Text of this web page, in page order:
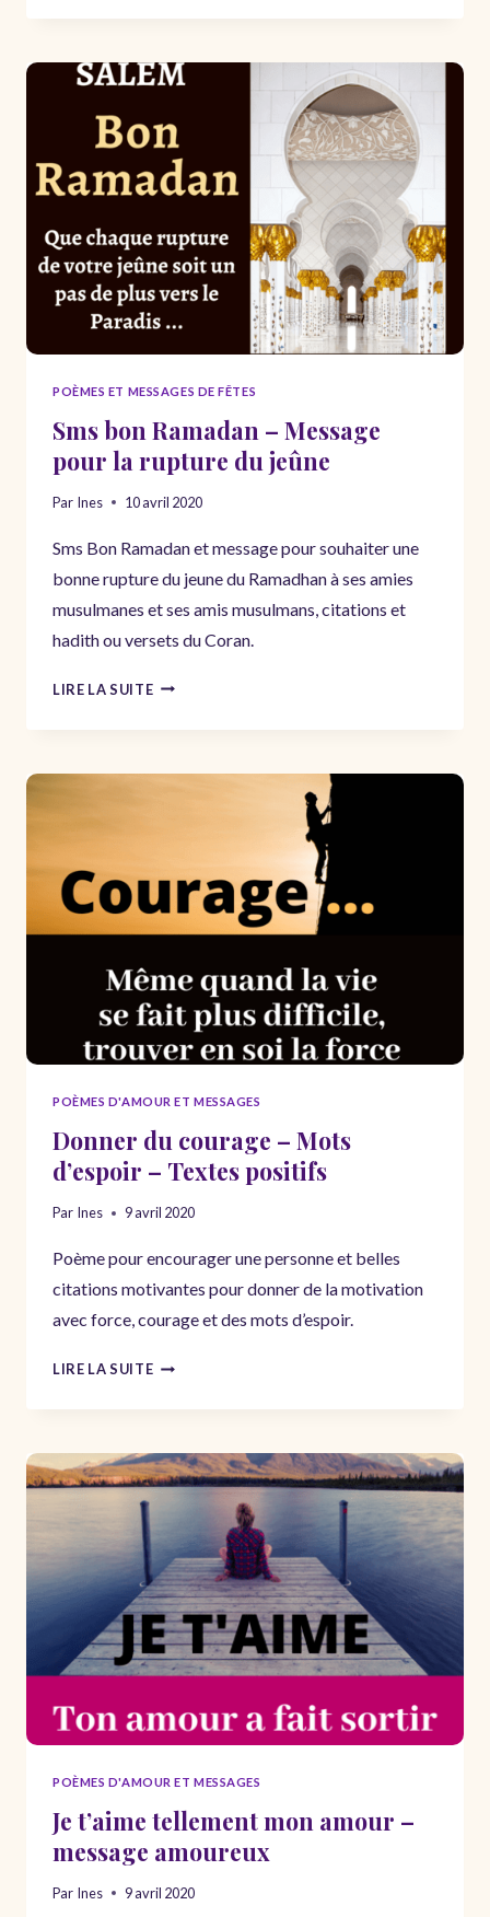
–
POUR
SE
FAIRE
PARDONNER
POÈMES ET MESSAGES DE FÊTES
Sms bon Ramadan – Message
pour la rupture du jeûne
Par Ines 10 avril 2020
Sms Bon Ramadan et message pour souhaiter une
bonne rupture du jeune du Ramadhan à ses amies
musulmanes et ses amis musulmans, citations et
hadith ou versets du Coran.
LIRE LA SUITESMS
DU
JEÛNE
POÈMES D'AMOUR ET MESSAGES
Donner du courage – Mots
d’espoir – Textes positifs
Par Ines 9 avril 2020
Poème pour encourager une personne et belles
citations motivantes pour donner de la motivation
avec force, courage et des mots d’espoir.
LIRE LA SUITEDONNER
MOTS
D’ESPOIR
TEXTES
POSITIFS
POÈMES D'AMOUR ET MESSAGES
Je t’aime tellement mon amour –
message amoureux
Par Ines 9 avril 2020